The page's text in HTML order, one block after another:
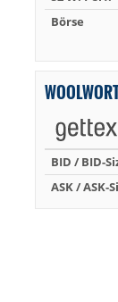
Börse
BID / BID-
ASK / ASK-